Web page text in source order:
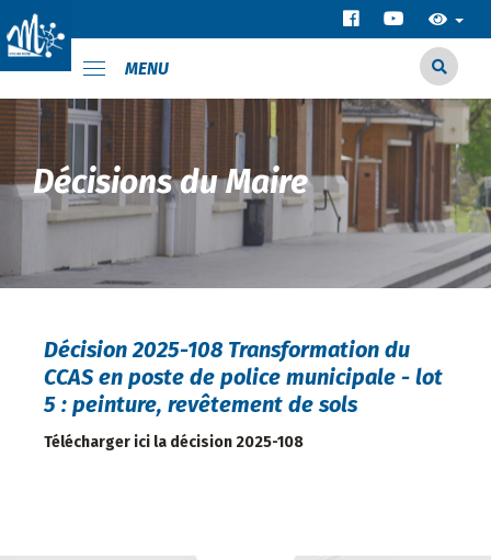
MENU
Décisions du Maire
Décision 2025-108 Transformation du
CCAS en poste de police municipale - lot
5 : peinture, revêtement de sols
Télécharger ici la décision 2025-108